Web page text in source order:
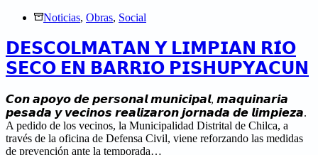
Noticias, Obras, Social
𝗗𝗘𝗦𝗖𝗢𝗟𝗠𝗔𝗧𝗔𝗡 𝗬 𝗟𝗜𝗠𝗣𝗜𝗔𝗡 𝗥𝗜́𝗢
𝗦𝗘𝗖𝗢 𝗘𝗡 𝗕𝗔𝗥𝗥𝗜𝗢 𝗣𝗜𝗦𝗛𝗨𝗣𝗬𝗔𝗖𝗨𝗡
𝘾𝙤𝙣 𝙖𝙥𝙤𝙮𝙤 𝙙𝙚 𝙥𝙚𝙧𝙨𝙤𝙣𝙖𝙡 𝙢𝙪𝙣𝙞𝙘𝙞𝙥𝙖𝙡, 𝙢𝙖𝙦𝙪𝙞𝙣𝙖𝙧𝙞𝙖
𝙥𝙚𝙨𝙖𝙙𝙖 𝙮 𝙫𝙚𝙘𝙞𝙣𝙤𝙨 𝙧𝙚𝙖𝙡𝙞𝙯𝙖𝙧𝙤𝙣 𝙟𝙤𝙧𝙣𝙖𝙙𝙖 𝙙𝙚 𝙡𝙞𝙢𝙥𝙞𝙚𝙯𝙖.
A pedido de los vecinos, la Municipalidad Distrital de Chilca, a
través de la oficina de Defensa Civil, viene reforzando las medidas
de prevención ante la temporada…